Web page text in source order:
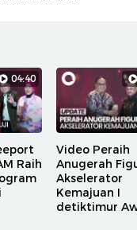
04:40
Raih
Video Peraih
Anugerah
Akselerator
Kemajuan I
detiktimur